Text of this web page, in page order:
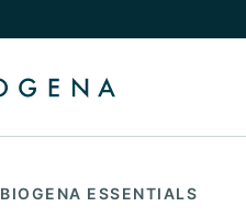
BIOGENA ESSENTIALS